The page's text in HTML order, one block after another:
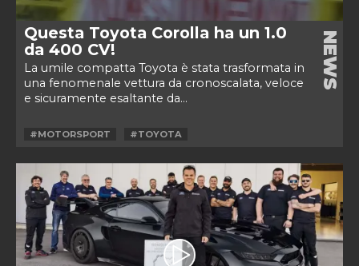
Questa Toyota Corolla ha un 1.0
da 400 CV!
La umile compatta Toyota è stata trasformata in
una fenomenale vettura da cronoscalata, veloce
e sicuramente esaltante da...
NEWS
#MOTORSPORT #TOYOTA